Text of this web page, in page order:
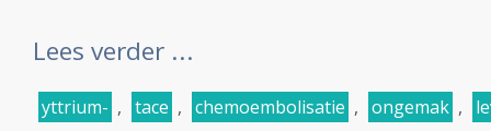
Lees verder ...
yttrium- , tace , chemoembolisatie , ongemak ,